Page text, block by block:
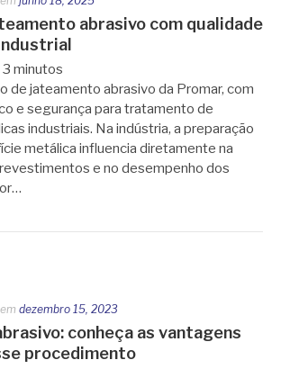
abrasivo com qualidade
3 minutos
de jateamento abrasivo da Promar, com
e segurança para tratamento de
industriais. Na indústria, a preparação
metálica influencia diretamente na
e no desempenho dos
em dezembro 15, 2023
conheça as vantagens
procedimento